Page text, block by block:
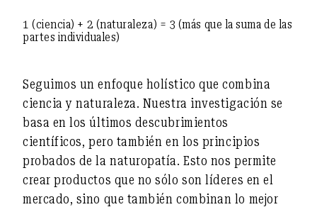
1 (ciencia) + 2 (naturaleza) = 3 (más que la suma de las
partes individuales)
Seguimos un enfoque holístico que combina
ciencia y naturaleza. Nuestra investigación se
basa en los últimos descubrimientos
científicos, pero también en los principios
probados de la naturopatía. Esto nos permite
crear productos que no sólo son líderes en el
mercado, sino que también combinan lo mejor